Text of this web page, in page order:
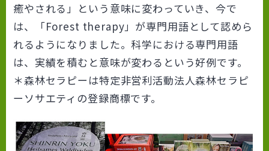
癒やされる」という意味に変わっていき、今で
は、「Forest therapy」が専門用語として認めら
れるようになりました。科学における専門用語
は、実績を積むと意味が変わるという好例です。
＊森林セラピーは特定非営利活動法人森林セラピ
ーソサエティの登録商標です。